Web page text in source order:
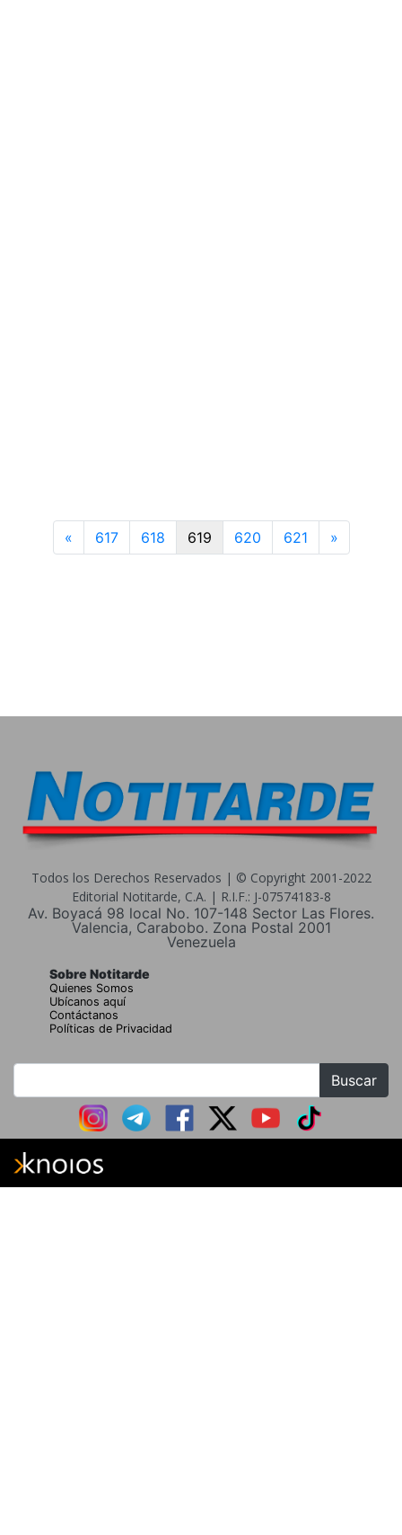
«Previous
617 618 619 620 621 »Next
Todos los Derechos Reservados | © Copyright 2001-2022
Editorial Notitarde, C.A. | R.I.F.: J-07574183-8
Av. Boyacá 98 local No. 107-148 Sector Las Flores.
Valencia, Carabobo. Zona Postal 2001
Venezuela
Sobre Notitarde
Quienes Somos
Ubícanos aquí
Contáctanos
Políticas de Privacidad
Buscar